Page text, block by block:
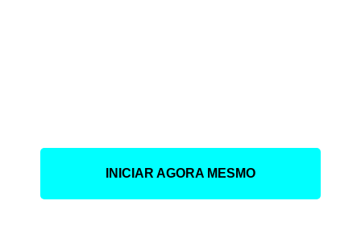
INICIAR AGORA MESMO